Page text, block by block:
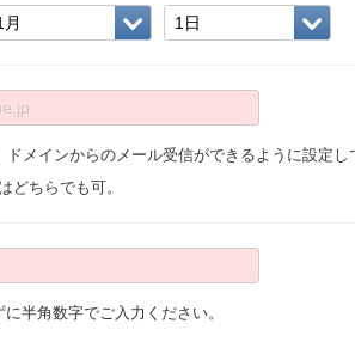
メインからのメール受信ができるように設定し
どちらでも可。
半角数字でご入力ください。